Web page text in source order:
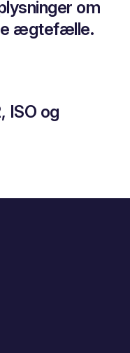
om
ægtefælle.
ISO og